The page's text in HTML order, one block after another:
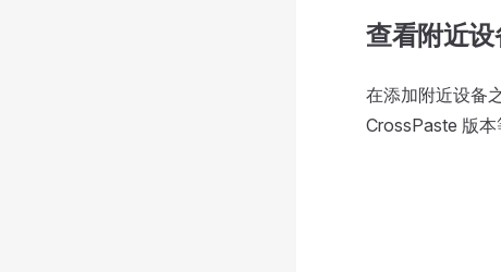
查看附近
在添加附近设备
CrossPaste 版本